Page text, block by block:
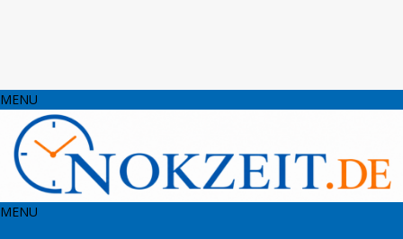
MENU
MENU